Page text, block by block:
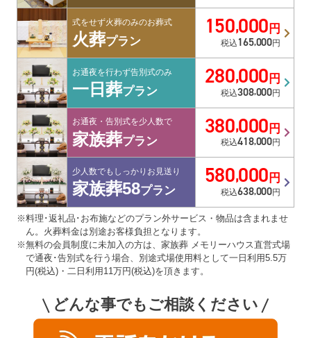
式をせず火葬のみのお葬式
火葬プラン
150,000 円
税込 165,000円
お通夜を行わず告別式のみ
一日葬プラン
280,000 円
税込308,000円
お通夜・告別式を少人数で
家族葬プラン
380,000 円
税込418,000円
少人数でもしっかりお見送り
家族葬58プラン
580,000 円
税込638,000円
※料理･返礼品･お布施などのプラン外サービス・物品は含まれませ
ん。火葬料金は別途お客様負担となります。
※無料の会員制度に未加入の方は、家族葬 メモリーハウス直営式場
で通夜･告別式を行う場合、別途式場使用料として一日利用5.5万
円(税込)・二日利用11万円(税込)を頂きます。
どんな事でもご相談ください